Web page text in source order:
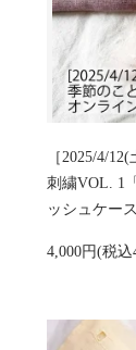
［2025/4/
刺繍VOL. 1
ッシュケー
4,000円(税込